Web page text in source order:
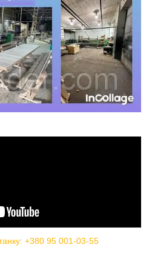
+380 95 001-03-55